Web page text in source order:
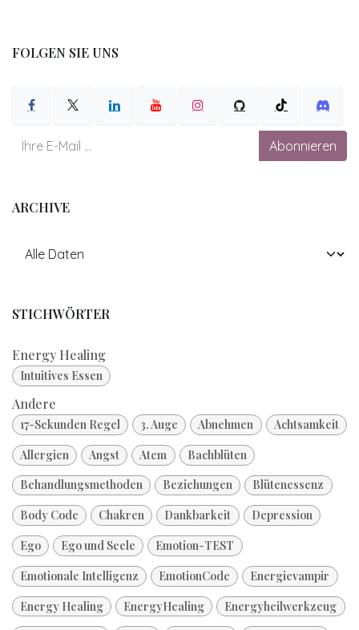
FOLGEN SIE UNS
Abonnieren
ARCHIVE
STICHWÖRTER
Energy Healing
Intuitives Essen
Andere
17-Sekunden Regel 3. Auge Abnehmen
Achtsamkeit
Allergien
Angst Atem
Bachblüten
Behandlungsmethoden
Beziehungen
Blütenessenz
Body Code
Chakren Dankbarkeit
Depression
Ego
Ego und Seele
Emotion-TEST
Emotionale Intelligenz
EmotionCode
Energievampir
Energy Healing
EnergyHealing
Energyheilwerkzeug